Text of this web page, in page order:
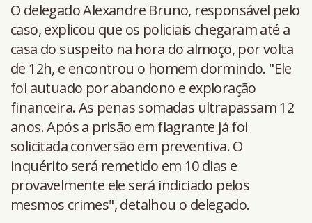
O delegado Alexandre Bruno, responsável pelo
caso, explicou que os policiais chegaram até a
casa do suspeito na hora do almoço, por volta
de 12h, e encontrou o homem dormindo. "Ele
foi autuado por abandono e exploração
financeira. As penas somadas ultrapassam 12
anos. Após a prisão em flagrante já foi
solicitada conversão em preventiva. O
inquérito será remetido em 10 dias e
provavelmente ele será indiciado pelos
mesmos crimes", detalhou o delegado.